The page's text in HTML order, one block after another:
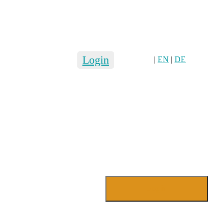
| EN | DE
Login